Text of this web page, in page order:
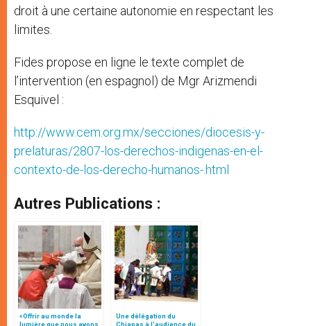
droit à une certaine autonomie en respectant les
limites.
Fides propose en ligne le texte complet de
l’intervention (en espagnol) de Mgr Arizmendi
Esquivel :
http://www.cem.org.mx/secciones/diocesis-y-
prelaturas/2807-los-derechos-indigenas-en-el-
contexto-de-los-derecho-humanos-.html
Autres Publications :
«Offrir au monde la
lumière que nous avons
Une délégation du
Chiapas à l’audience du